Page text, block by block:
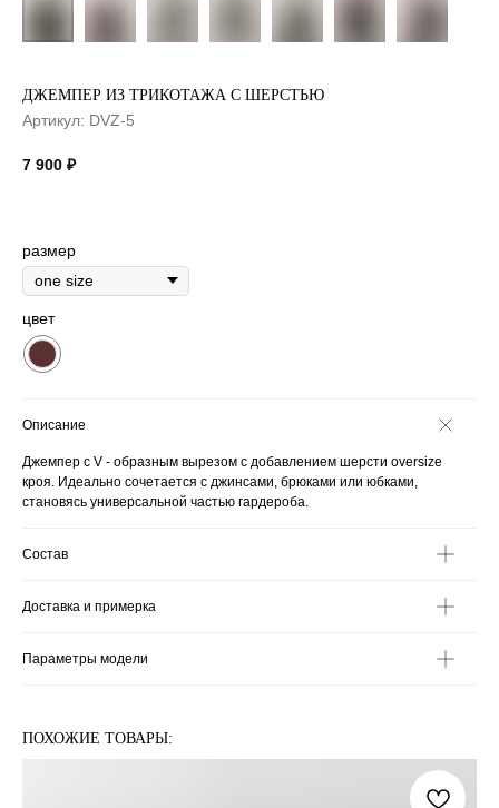
ДЖЕМПЕР ИЗ ТРИКОТАЖА С ШЕРСТЬЮ
Артикул: DVZ-5
7 900 ₽
размер
цвет
Описание
Джемпер с V - образным вырезом с добавлением шерсти oversize
кроя. Идеально сочетается с джинсами, брюками или юбками,
становясь универсальной частью гардероба.
Состав
Доставка и примерка
Параметры модели
ПОХОЖИЕ ТОВАРЫ: